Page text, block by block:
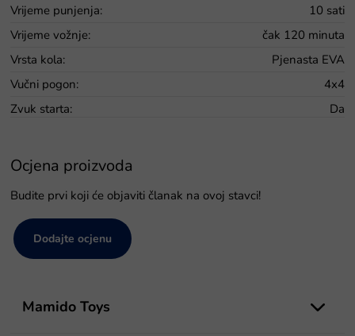
Vrijeme punjenja:
10 sati
Vrijeme vožnje:
čak 120 minuta
Vrsta kola:
Pjenasta EVA
Vučni pogon:
4x4
Zvuk starta: Da
Ocjena proizvoda
Budite prvi koji će objaviti članak na ovoj stavci!
Dodajte ocjenu
Mamido Toys